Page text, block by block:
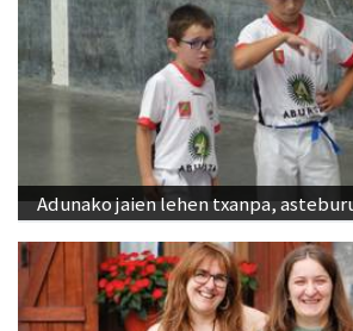
Adunako jaien lehen txanpa,